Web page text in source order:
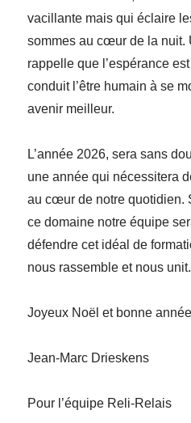
vacillante mais qui éclaire
sommes au cœur de la nuit.
rappelle que l’espérance
conduit l’être humain à se
avenir meilleur.
L’année 2026, sera sans
une année qui nécessitera
au cœur de notre quotidien.
ce domaine notre équipe
défendre cet idéal de
nous rassemble et nous unit.
Joyeux Noël et bonne
Jean-Marc Drieskens
Pour l’équipe Reli-Relais